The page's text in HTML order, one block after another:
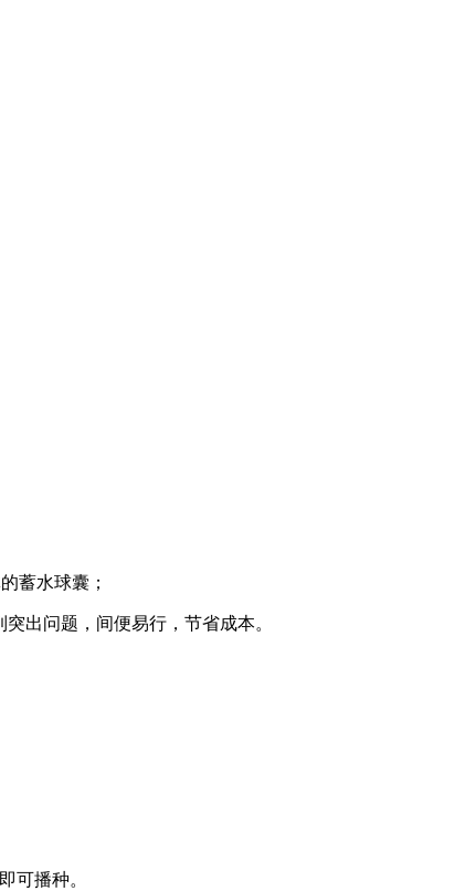
蓄水球囊；
出问题，间便易行，节省成本。
可播种。